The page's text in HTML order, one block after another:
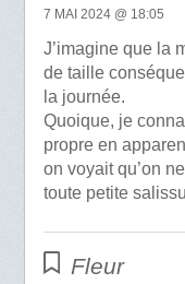
7 MAI 2024 @ 18:05
J’imagine que la
de taille
la journée.
Quoique, je
propre en
on voyait qu’on
toute petite
Fleur